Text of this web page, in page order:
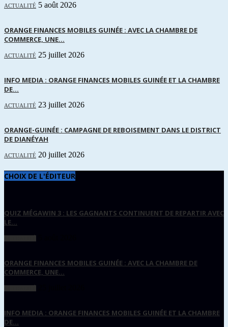
ACTUALITÉ 5 août 2026
ORANGE FINANCES MOBILES GUINÉE : AVEC LA CHAMBRE DE
COMMERCE, UNE...
ACTUALITÉ 25 juillet 2026
INFO MEDIA : ORANGE FINANCES MOBILES GUINÉE ET LA CHAMBRE
DE...
ACTUALITÉ 23 juillet 2026
ORANGE-GUINÉE : CAMPAGNE DE REBOISEMENT DANS LE DISTRICT
DE DIANÉYAH
ACTUALITÉ 20 juillet 2026
CHOIX DE L'ÉDITEUR
QUIZ MÉGAWIN 3 : LES GAGNANTS CONTINUENT DE REPARTIR AVEC
LE...
ORANGE FINANCES MOBILES GUINÉE : AVEC LA CHAMBRE DE
COMMERCE, UNE...
INFO MEDIA : ORANGE FINANCES MOBILES GUINÉE ET LA CHAMBRE
DE...